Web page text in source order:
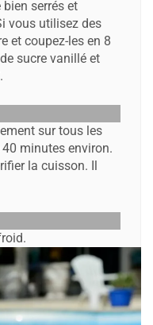
serrés et
vous utilisez des
et coupez-les en 8
sucre vanillé et
sur tous les
minutes environ.
la cuisson. Il